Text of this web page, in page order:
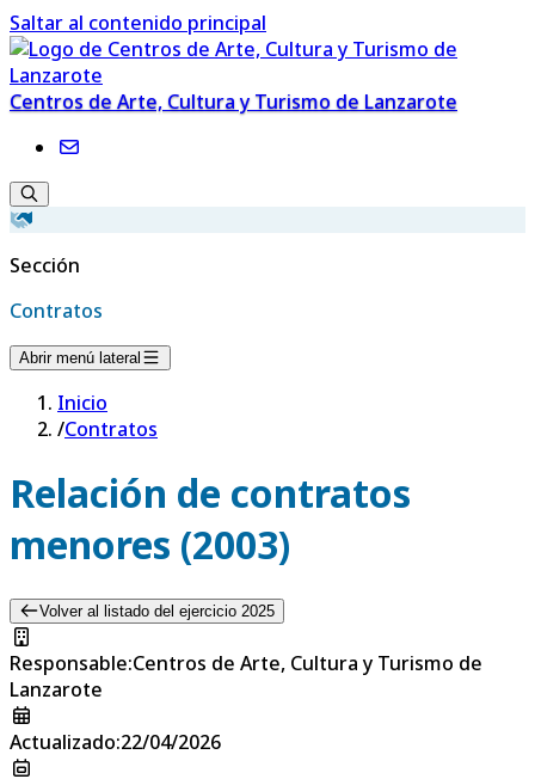
Saltar al contenido principal
Centros de Arte, Cultura y Turismo de Lanzarote
Sección
Contratos
Abrir menú lateral
Inicio
/Contratos
Relación de contratos
menores (2003)
Volver al listado del ejercicio 2025
Responsable:Centros de Arte, Cultura y Turismo de
Lanzarote
Actualizado:22/04/2026